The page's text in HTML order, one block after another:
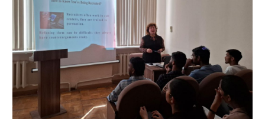
экстремизма.
Вербовка
Интернет